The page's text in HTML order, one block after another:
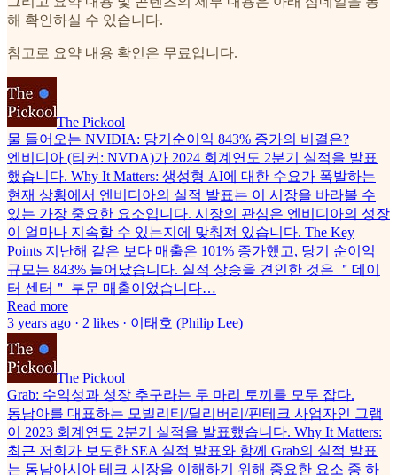
해 확인하실 수 있습니다.
참고로 요약 내용 확인은 무료입니다.
The Pickool
물 들어오는 NVIDIA: 당기순이익 843% 증가의 비결은?
엔비디아 (티커: NVDA)가 2024 회계연도 2분기 실적을 발표
했습니다. Why It Matters: 생성형 AI에 대한 수요가 폭발하는
현재 상황에서 엔비디아의 실적 발표는 이 시장을 바라볼 수
있는 가장 중요한 요소입니다. 시장의 관심은 엔비디아의 성장
이 얼마나 지속할 수 있는지에 맞춰져 있습니다. The Key
Points 지난해 같은 보다 매출은 101% 증가했고, 당기 순이익
규모는 843% 늘어났습니다. 실적 상승을 견인한 것은 ＂데이
터 센터＂ 부문 매출이었습니다…
Read more
3 years ago · 2 likes · 이태호 (Philip Lee)
The Pickool
Grab: 수익성과 성장 추구라는 두 마리 토끼를 모두 잡다.
동남아를 대표하는 모빌리티/딜리버리/핀테크 사업자인 그랩
이 2023 회계연도 2분기 실적을 발표했습니다. Why It Matters:
최근 저희가 보도한 SEA 실적 발표와 함께 Grab의 실적 발표
는 동남아시아 테크 시장을 이해하기 위해 중요한 요소 중 하